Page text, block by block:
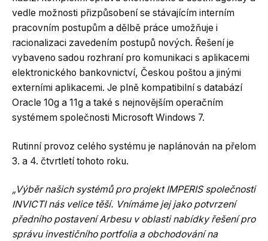
vedle možnosti přizpůsobení se stávajícím interním
pracovním postupům a dělbě práce umožňuje i
racionalizaci zavedením postupů nových. Řešení je
vybaveno sadou rozhraní pro komunikaci s aplikacemi
elektronického bankovnictví, Českou poštou a jinými
externími aplikacemi. Je plně kompatibilní s databází
Oracle 10g a 11g a také s nejnovějším operačním
systémem společnosti Microsoft Windows 7.
Rutinní provoz celého systému je naplánován na přelom
3. a 4. čtvrtletí tohoto roku.
„Výběr našich systémů pro projekt IMPERIS společnosti
INVICTI nás velice těší. Vnímáme jej jako potvrzení
předního postavení Arbesu v oblasti nabídky řešení pro
správu investičního portfolia a obchodování na